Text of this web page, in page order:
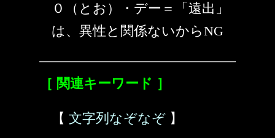
０（とお）・デー＝「遠出」
は、異性と関係ないからNG
［ 関連キーワード ］
【 文字列なぞなぞ 】